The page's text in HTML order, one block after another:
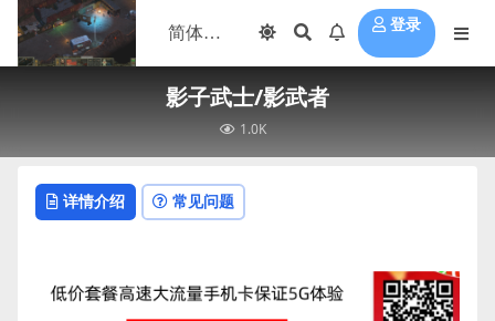
登录
影子武士/影武者
1.0K
详情介绍 常见问题